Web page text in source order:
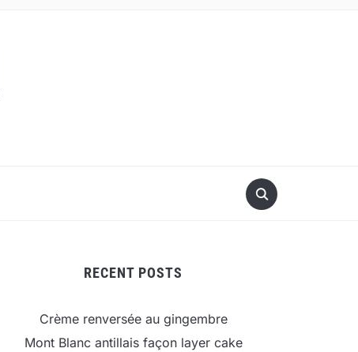
RECENT POSTS
Crème renversée au gingembre
Mont Blanc antillais façon layer cake